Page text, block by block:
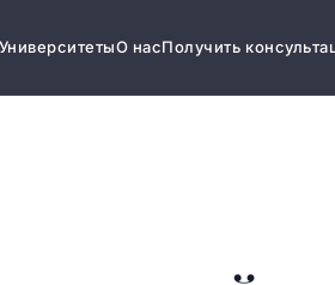
УниверситетыО насПолучить